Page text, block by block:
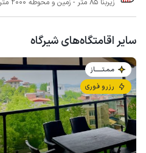
زیربنا 85 متر - زمین و محوطه 2000 متر
سایر اقامتگاه‌های شیرگاه
مـمـتــــــاز
رزرو فوری